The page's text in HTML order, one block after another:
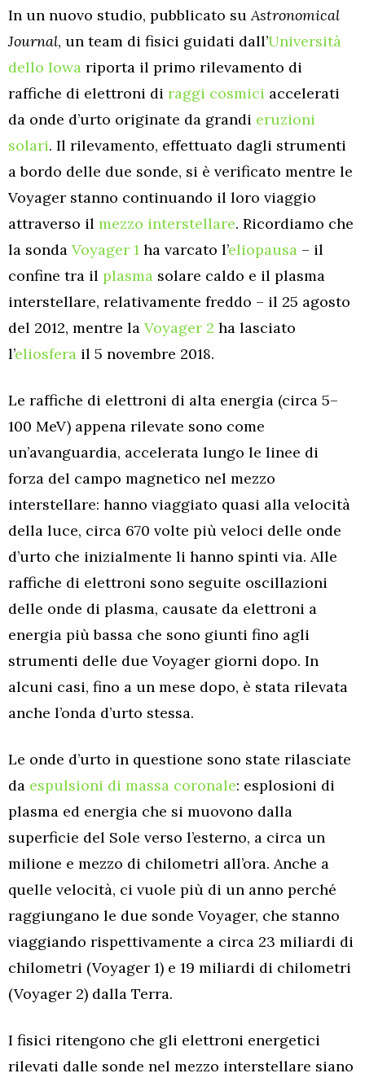
In un nuovo studio, pubblicato suAstronomical
Journal, un team di fisici guidati dall’Università
dello Iowa riporta il primo rilevamento di
raffiche di elettroni di raggi cosmici accelerati
da onde d’urto originate da grandi eruzioni
solari. Il rilevamento, effettuato dagli strumenti
a bordo delle due sonde, si è verificato mentre le
Voyager stanno continuando il loro viaggio
attraverso il mezzo interstellare. Ricordiamo che
la sonda Voyager 1 ha varcato l’eliopausa – il
confine tra il plasma solare caldo e il plasma
interstellare, relativamente freddo – il 25 agosto
del 2012, mentre la Voyager 2 ha lasciato
l’eliosfera il 5 novembre 2018.
Le raffiche di elettroni di alta energia (circa 5–
100 MeV) appena rilevate sono come
un’avanguardia, accelerata lungo le linee di
forza del campo magnetico nel mezzo
interstellare: hanno viaggiato quasi alla velocità
della luce, circa 670 volte più veloci delle onde
d’urto che inizialmente li hanno spinti via. Alle
raffiche di elettroni sono seguite oscillazioni
delle onde di plasma, causate da elettroni a
energia più bassa che sono giunti fino agli
strumenti delle due Voyager giorni dopo. In
alcuni casi, fino a un mese dopo, è stata rilevata
anche l’onda d’urto stessa.
Le onde d’urto in questione sono state rilasciate
da espulsioni di massa coronale: esplosioni di
plasma ed energia che si muovono dalla
superficie del Sole verso l’esterno, a circa un
milione e mezzo di chilometri all’ora. Anche a
quelle velocità, ci vuole più di un anno perché
raggiungano le due sonde Voyager, che stanno
viaggiando rispettivamente a circa 23 miliardi di
chilometri (Voyager 1) e 19 miliardi di chilometri
(Voyager 2) dalla Terra.
I fisici ritengono che gli elettroni energetici
rilevati dalle sonde nel mezzo interstellare siano